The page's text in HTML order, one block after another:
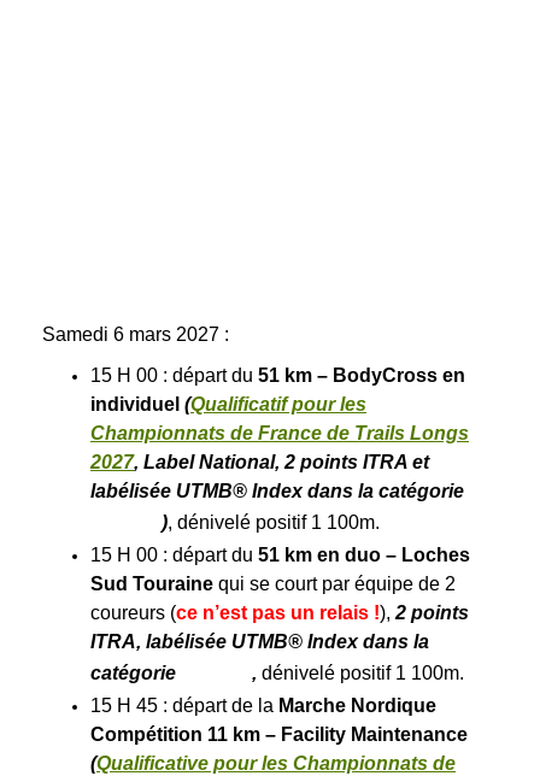
Samedi 6 mars 2027 :
15 H 00 : départ du 51 km – BodyCross en
individuel (Qualificatif pour les
Championnats de France de Trails Longs
2027, Label National, 2 points ITRA et
labélisée UTMB® Index dans la catégorie
), dénivelé positif 1 100m.
15 H 00 : départ du 51 km en duo – Loches
Sud Touraine qui se court par équipe de 2
coureurs (ce n’est pas un relais !), 2 points
ITRA, labélisée UTMB® Index dans la
catégorie
, dénivelé positif 1 100m.
15 H 45 : départ de la Marche Nordique
Compétition 11 km – Facility Maintenance
(Qualificative pour les Championnats de